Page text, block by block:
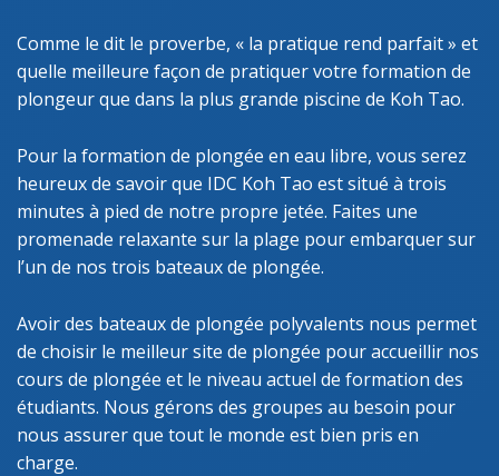
Comme le dit le proverbe, « la pratique rend parfait » et
quelle meilleure façon de pratiquer votre formation de
plongeur que dans la plus grande piscine de Koh Tao.
Pour la formation de plongée en eau libre, vous serez
heureux de savoir que IDC Koh Tao est situé à trois
minutes à pied de notre propre jetée. Faites une
promenade relaxante sur la plage pour embarquer sur
l’un de nos trois bateaux de plongée.
Avoir des bateaux de plongée polyvalents nous permet
de choisir le meilleur site de plongée pour accueillir nos
cours de plongée et le niveau actuel de formation des
étudiants. Nous gérons des groupes au besoin pour
nous assurer que tout le monde est bien pris en
charge.